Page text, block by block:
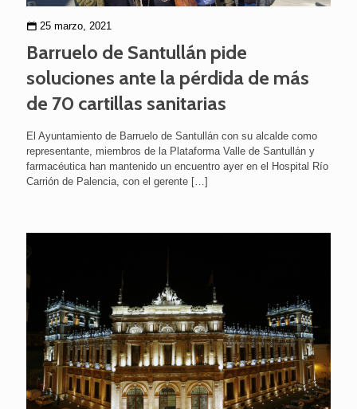
25 marzo, 2021
Barruelo de Santullán pide
soluciones ante la pérdida de más
de 70 cartillas sanitarias
El Ayuntamiento de Barruelo de Santullán con su alcalde como
representante, miembros de la Plataforma Valle de Santullán y
farmacéutica han mantenido un encuentro ayer en el Hospital Río
Carrión de Palencia, con el gerente […]